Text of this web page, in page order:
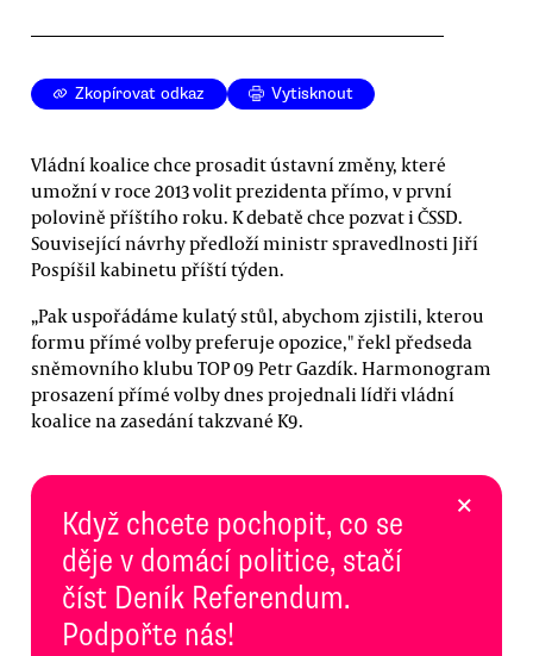
Zkopírovat odkaz Vytisknout
Vládní koalice chce prosadit ústavní změny, které
umožní v roce 2013 volit prezidenta přímo, v první
polovině příštího roku. K debatě chce pozvat i ČSSD.
Související návrhy předloží ministr spravedlnosti Jiří
Pospíšil kabinetu příští týden.
„Pak uspořádáme kulatý stůl, abychom zjistili, kterou
formu přímé volby preferuje opozice," řekl předseda
sněmovního klubu TOP 09 Petr Gazdík. Harmonogram
prosazení přímé volby dnes projednali lídři vládní
koalice na zasedání takzvané K9.
Když chcete pochopit, co se
děje v domácí politice, stačí
číst Deník Referendum.
Podpořte nás!
×